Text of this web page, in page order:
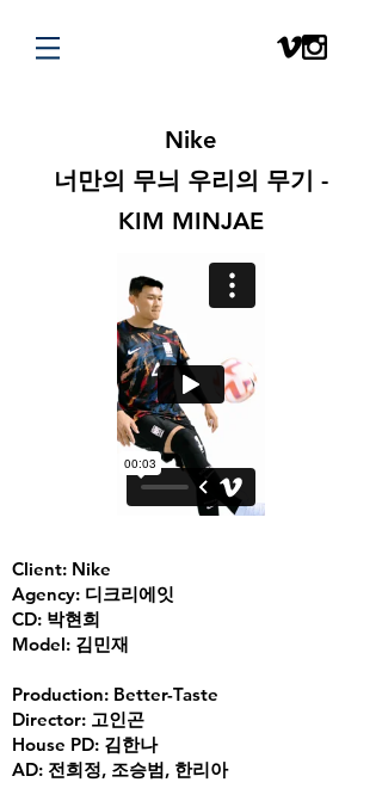
Nike
너만의 무늬 우리의 무기 -
KIM MINJAE
Client: Nike
Agency: 디크리에잇
CD: 박현희
Model: 김민재
Production: Better-Taste
Director: 고인곤
House PD: 김한나
AD: 전희정, 조승범, 한리아